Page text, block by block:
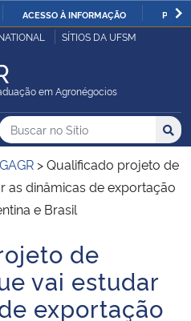
IR
ACESSO À INFORMAÇÃO
SÍTIOS DA UFSM
em Agronégocios
Sítio
Busca
Buscar no no Sítio
Busca:
>Qualificado projeto de
as dinâmicas de exportação
e Brasil
de
vai estudar
exportação